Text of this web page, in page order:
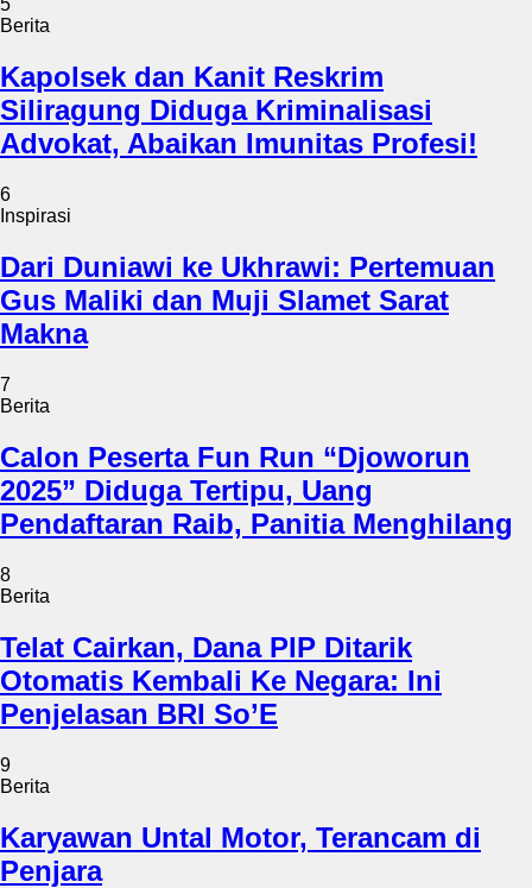
5
Berita
Kapolsek dan Kanit Reskrim
Siliragung Diduga Kriminalisasi
Advokat, Abaikan Imunitas Profesi!
6
Inspirasi
Dari Duniawi ke Ukhrawi: Pertemuan
Gus Maliki dan Muji Slamet Sarat
Makna
7
Berita
Calon Peserta Fun Run “Djoworun
2025” Diduga Tertipu, Uang
Pendaftaran Raib, Panitia Menghilang
8
Berita
Telat Cairkan, Dana PIP Ditarik
Otomatis Kembali Ke Negara: Ini
Penjelasan BRI So’E
9
Berita
Karyawan Untal Motor, Terancam di
Penjara